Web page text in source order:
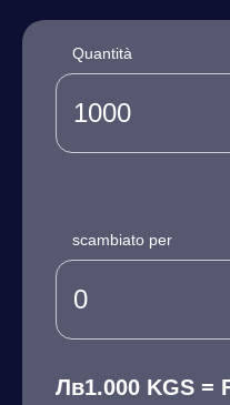
Quantità
scambiato per
Лв1.000 KGS =